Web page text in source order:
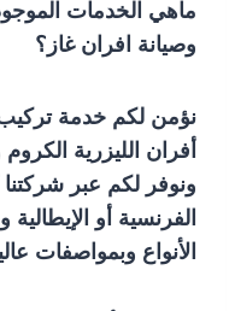
ماهي الخدمات
وصيانة افران غاز؟
نؤمن لكم خدمة تركيب
أفران الليزرية
ونوفر لكم عبر شركتنا
الفرنسية أو
الأنواع وبمواصفات